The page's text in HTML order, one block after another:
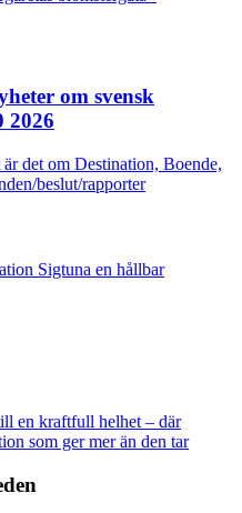
om svensk
2026
det om Destination, Boende,
beslut/rapporter
en kraftfull helhet – där
som ger mer än den tar